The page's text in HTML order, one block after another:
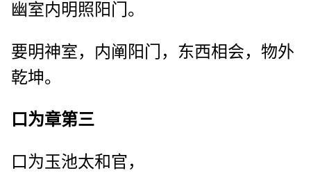
幽室内明照阳门。
要明神室，内阐阳门，东西相会，物外
乾坤。
口为章第三
口为玉池太和官，